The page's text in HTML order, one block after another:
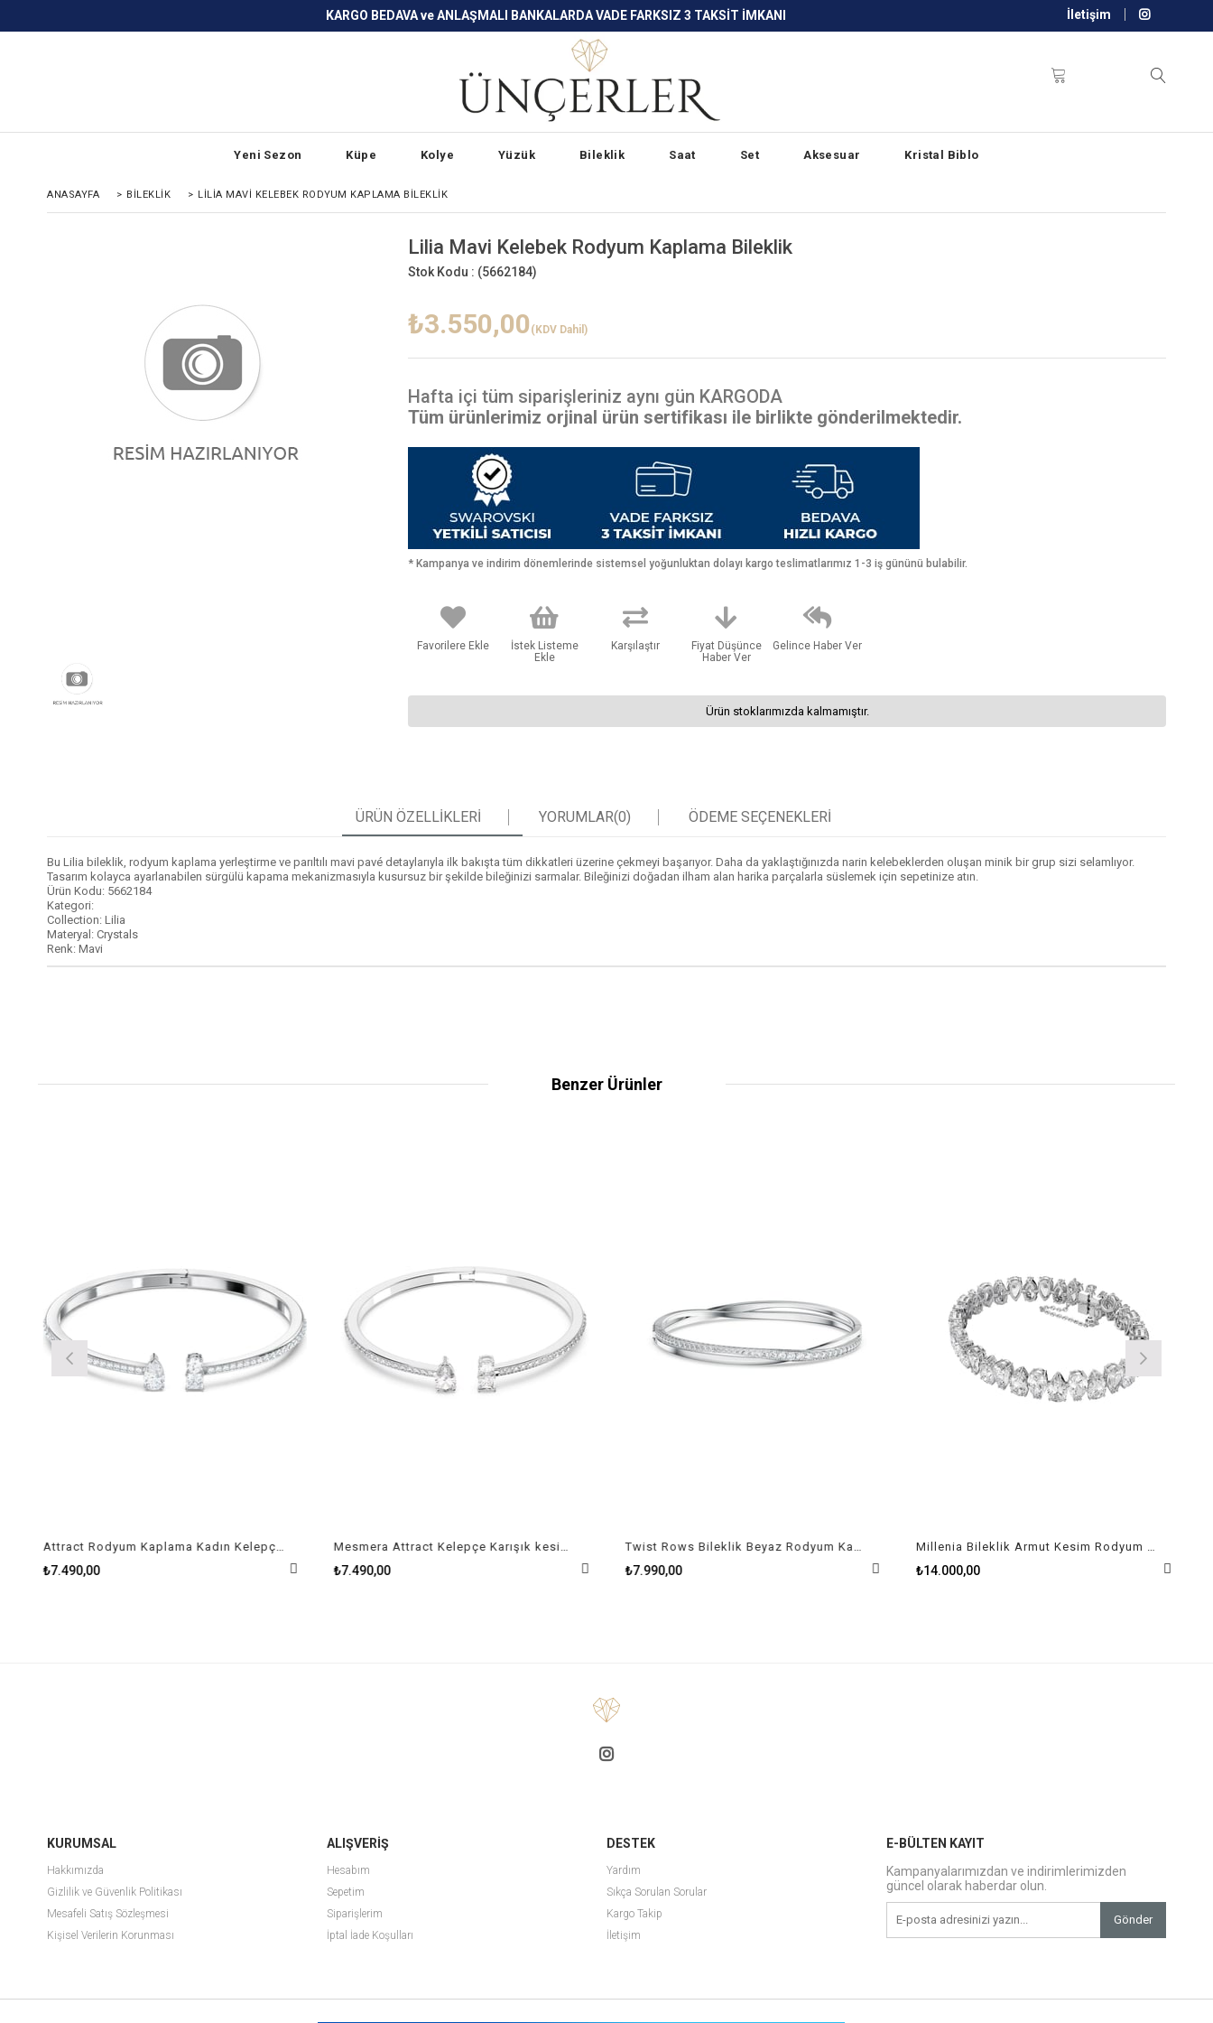
KARGO BEDAVA ve ANLAŞMALI BANKALARDA VADE FARKSIZ 3 TAKSİT İMKANI İletişim
Yeni Sezon Küpe Kolye Yüzük Bileklik Saat Set Aksesuar Kristal Biblo
ANASAYFA > BİLEKLİK > LILIA MAVI KELEBEK RODYUM KAPLAMA BILEKLIK
Lilia Mavi Kelebek Rodyum Kaplama Bileklik
Stok Kodu : (5662184)
₺3.550,00 (KDV Dahil)
Hafta içi tüm siparişleriniz aynı gün KARGODA
Tüm ürünlerimiz orjinal ürün sertifikası ile birlikte gönderilmektedir.
* Kampanya ve indirim dönemlerinde sistemsel yoğunluktan dolayı kargo teslimatlarımız 1-3 iş gününü bulabilir.
Favorilere Ekle
İstek Listeme
Ekle
Karşılaştır
Fiyat Düşünce
Haber Ver
Gelince Haber Ver
Ürün stoklarımızda kalmamıştır.
ÜRÜN ÖZELLIKLERI YORUMLAR(0) ÖDEME SEÇENEKLERI
Bu Lilia bileklik, rodyum kaplama yerleştirme ve parıltılı mavi pavé detaylarıyla ilk bakışta tüm dikkatleri üzerine çekmeyi başarıyor. Daha da yaklaştığınızda narin kelebeklerden oluşan minik bir grup sizi selamlıyor.
Tasarım kolayca ayarlanabilen sürgülü kapama mekanizmasıyla kusursuz bir şekilde bileğinizi sarmalar. Bileğinizi doğadan ilham alan harika parçalarla süslemek için sepetinize atın.
Ürün Kodu: 5662184
Kategori:
Collection: Lilia
Materyal: Crystals
Renk: Mavi
Benzer Ürünler
Attract Rodyum Kaplama Kadın Kelepçe Size M
₺7.490,00
Mesmera Attract Kelepçe Karışık kesimler, Beyaz, Rodyum kaplama Size L
₺7.490,00
Twist Rows Bileklik Beyaz Rodyum Kaplama Size S
₺7.990,00 ₺14.000,00
KURUMSAL
Hakkımızda
Gizlilik ve Güvenlik Politikası
Mesafeli Satış Sözleşmesi
Kişisel Verilerin Korunması
ALIŞVERİŞ
Hesabım
Sepetim
Siparişlerim
İptal İade Koşulları
DESTEK
Yardım
Sıkça Sorulan Sorular
Kargo Takip
İletişim
E-BÜLTEN KAYIT
Kampanyalarımızdan ve indirimlerimizden
güncel olarak haberdar olun.
Gönder